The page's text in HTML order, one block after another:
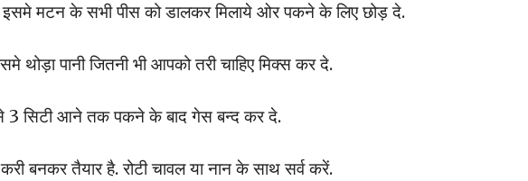
मटन के सभी पीस को डालकर मिलाये ओर पकने के लिए छोड़ दे.
पानी जितनी भी आपको तरी चाहिए मिक्स कर दे.
सिटी आने तक पकने के बाद गेस बन्द कर दे.
बनकर तैयार है. रोटी चावल या नान के साथ सर्व करें.